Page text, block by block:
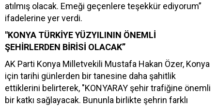
atılmış olacak. Emeği geçenlere teşekkür ediyorum”
ifadelerine yer verdi.
"KONYA TÜRKİYE YÜZYILININ ÖNEMLİ
ŞEHİRLERDEN BİRİSİ OLACAK”
AK Parti Konya Milletvekili Mustafa Hakan Özer, Konya
için tarihi günlerden bir tanesine daha şahitlik
ettiklerini belirterek, "KONYARAY şehir trafiğine önemli
bir katkı sağlayacak. Bununla birlikte şehrin farklı